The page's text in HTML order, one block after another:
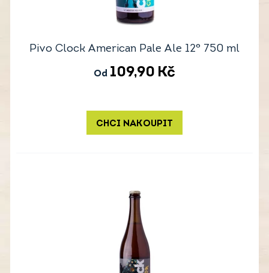
Pivo Clock American Pale Ale 12° 750 ml
Od 109,90 Kč
CHCI NAKOUPIT